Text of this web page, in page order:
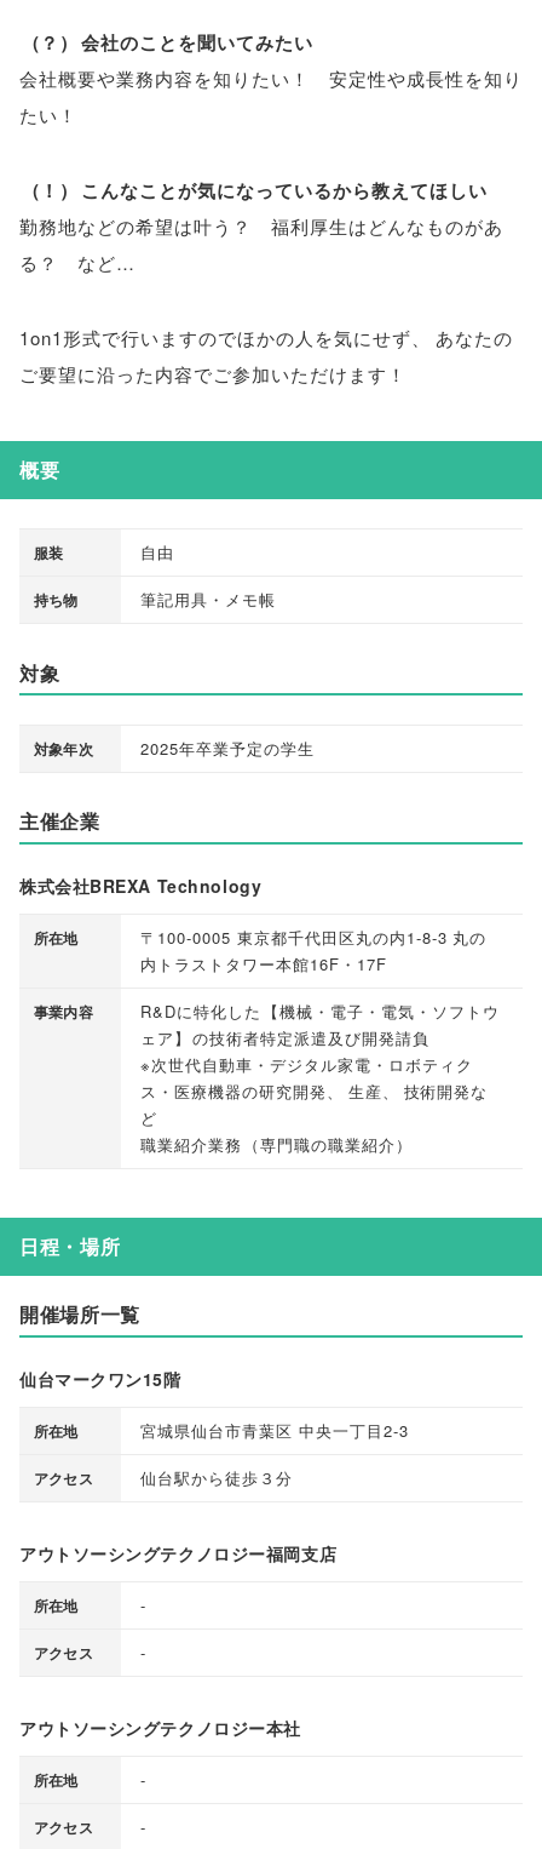
（ ？ ） 会社のことを聞いてみたい
会社概要や業務内容を知りたい！ 安定性や成長性を知り
たい！
（ ！ ） こんなことが気になっているから教えてほしい
勤務地などの希望は叶う？ 福利厚生はどんなものがあ
る？ など…
1on1形式で行いますのでほかの人を気にせず
あなたの
ご要望に沿った内容でご参加いただけます！
概要
服装 自由
持ち物 筆記用具・メモ帳
対象
対象年次 2025年卒業予定の学生
主催企業
株式会社BREXA Technology
所在地
〒100-0005 東京都千代田区丸の内1-8-3 丸の
内トラストタワー本館16F・17F
事業内容 R&Dに特化した 【機械・電子・電気・ソフトウ
ェア】 の技術者特定派遣及び開発請負
※次世代自動車・デジタル家電・ロボティク
ス・医療機器の研究開発
生産
技術開発な
ど
職業紹介業務 （専門職の職業紹介）
日程・場所
開催場所一覧
仙台マークワン15階
所在地 宮城県仙台市青葉区 中央一丁目2-3
アクセス 仙台駅から徒歩３分
アウトソーシングテクノロジー福岡支店
所在地 -
アクセス -
アウトソーシングテクノロジー本社
所在地 -
アクセス -